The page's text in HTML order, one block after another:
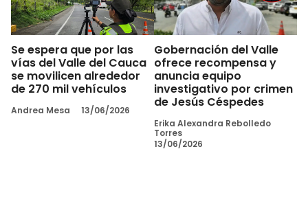
Se espera que por las
vías del Valle del Cauca
se movilicen alrededor
de 270 mil vehículos
Andrea Mesa 13/06/2026
Gobernación del Valle
ofrece recompensa y
anuncia equipo
investigativo por crimen
de Jesús Céspedes
Erika Alexandra Rebolledo
Torres
13/06/2026